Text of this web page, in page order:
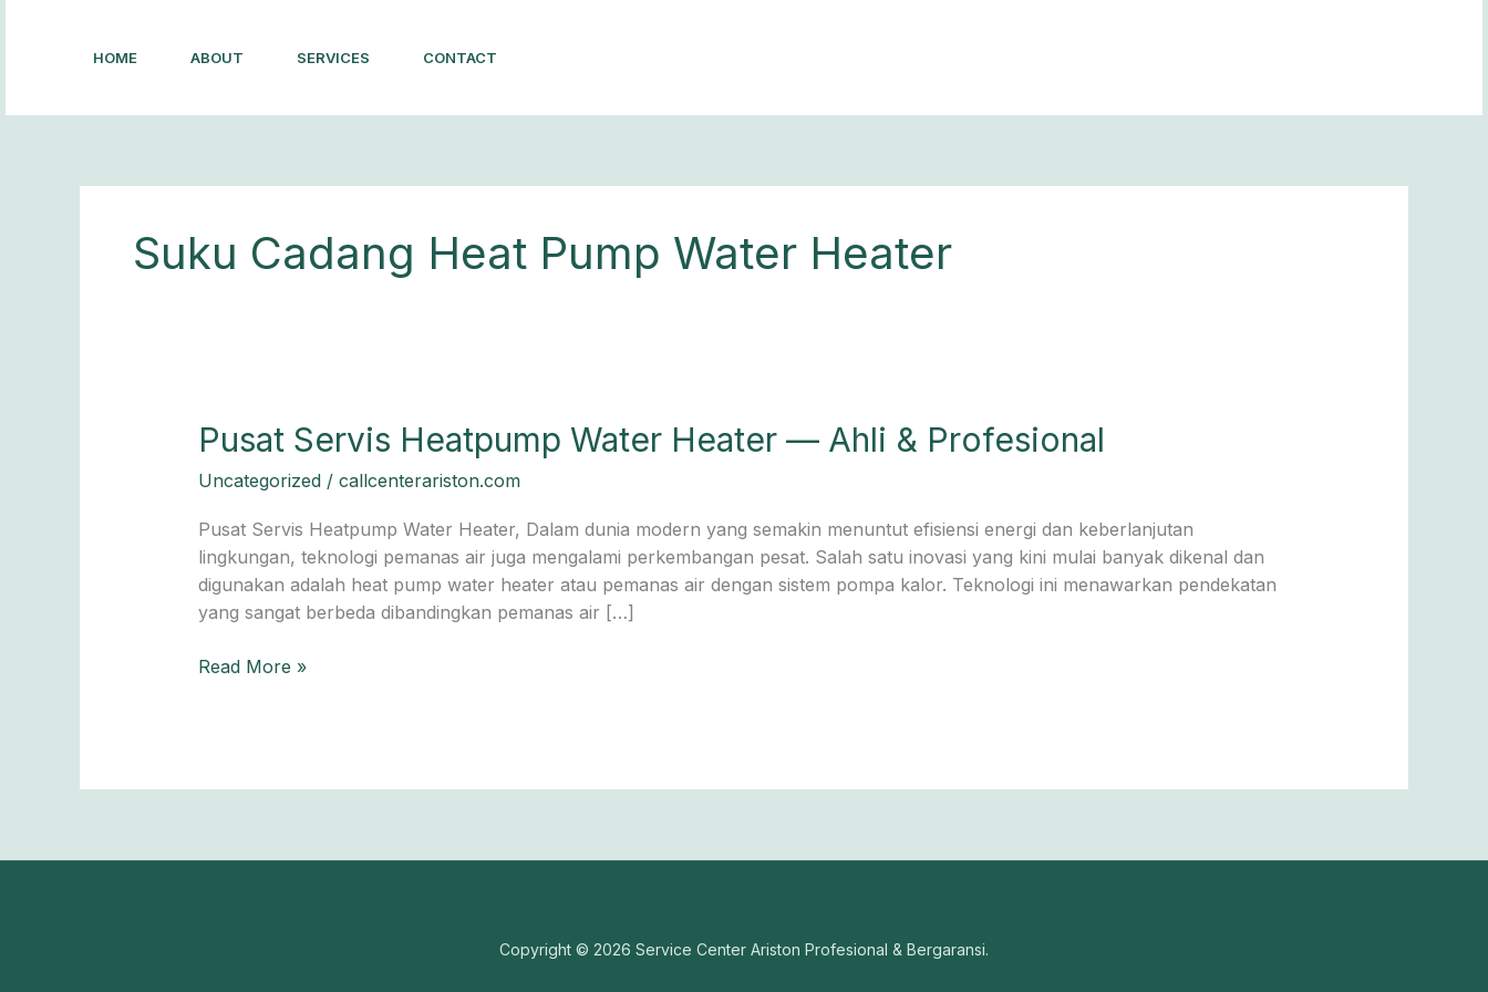
HOME ABOUT SERVICES CONTACT
Suku Cadang Heat Pump Water Heater
Pusat Servis Heatpump Water Heater — Ahli & Profesional
Uncategorized/ callcenterariston.com
Pusat Servis Heatpump Water Heater, Dalam dunia modern yang semakin menuntut efisiensi energi dan keberlanjutan
lingkungan, teknologi pemanas air juga mengalami perkembangan pesat. Salah satu inovasi yang kini mulai banyak dikenal dan
digunakan adalah heat pump water heater atau pemanas air dengan sistem pompa kalor. Teknologi ini menawarkan pendekatan
yang sangat berbeda dibandingkan pemanas air […]
Pusat
Servis
Heatpump
Heater
— Ahli
&
Profesional
Read More »
Copyright © 2026 Service Center Ariston Profesional & Bergaransi.